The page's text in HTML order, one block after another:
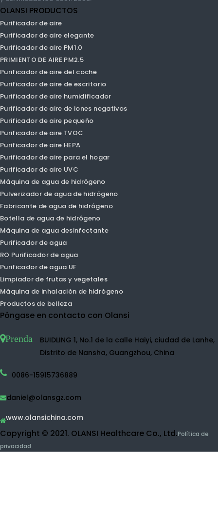
envejecimiento para la producción en masa! CE, CB, ROHS, SASO,
CQC, aprobación CCC y certificado ISO 9001: 2008!
OLANSI PRODUCTOS
Purificador de aire
Purificador de aire PM1.0
PRIMIENTO DE AIRE PM2.5
Purificador de aire de escritorio
Purificador de aire humidificador
Purificador de aire de iones negativos
Purificador de aire TVOC
Purificador de aire HEPA
Purificador de aire para el hogar
Purificador de aire UVC
Máquina de agua de hidrógeno
Máquina de agua desinfectante
Purificador de agua
Limpiador de frutas y vegetales